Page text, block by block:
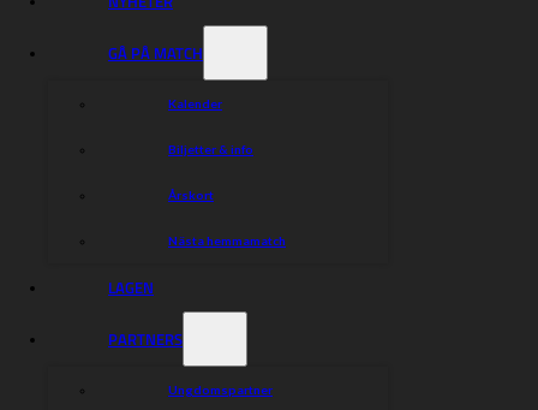
GÅ PÅ MATCH
Kalender
Biljetter & info
Årskort
Nästa hemmamatch
LAGEN
PARTNERS
Ungdomspartner